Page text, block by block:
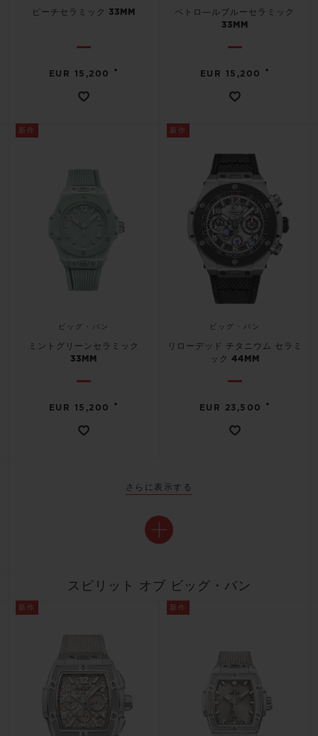
ピーチセラミック 33MM
EUR 15,200 •
ペトロ―ルブルーセラミック
33MM
EUR 15,200 •
新作
ビッグ・バン
ミントグリーンセラミック
33MM
EUR 15,200 •
新作
ビッグ・バン
リローデッド チタニウム セラミ
ック 44MM
EUR 23,500 •
さらに表示する
スピリット オブ ビッグ・バン
新作 新作